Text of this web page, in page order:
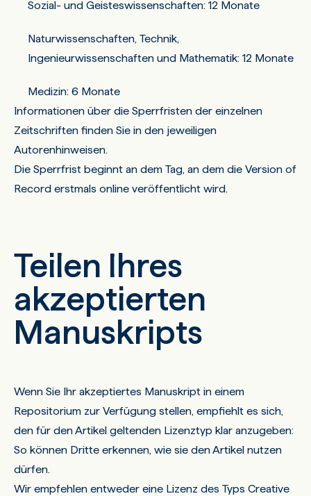
Sozial- und Geisteswissenschaften: 12 Monate
Naturwissenschaften, Technik,
Ingenieurwissenschaften und Mathematik: 12 Monate
Medizin: 6 Monate
Informationen über die Sperrfristen der einzelnen
Zeitschriften finden Sie in den jeweiligen
Autorenhinweisen.
Die Sperrfrist beginnt an dem Tag, an dem die Version of
Record erstmals online veröffentlicht wird.
Teilen Ihres
akzeptierten
Manuskripts
Wenn Sie Ihr akzeptiertes Manuskript in einem
Repositorium zur Verfügung stellen, empfiehlt es sich,
den für den Artikel geltenden Lizenztyp klar anzugeben:
So können Dritte erkennen, wie sie den Artikel nutzen
dürfen.
Wir empfehlen entweder eine Lizenz des Typs Creative